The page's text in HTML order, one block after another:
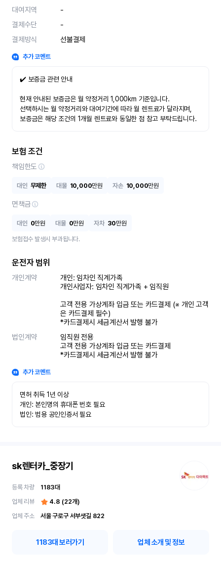
대여지역
-
결제수단
-
결제방식
선불결제
추가 코멘트
✔️ 보증금 관련 안내
현재 안내된 보증금은 월 약정거리 1,000km 기준입니다.
선택하시는 월 약정거리와 대여기간에 따라 월 렌트료가 달라지며,
보증금은 해당 조건의 1개월 렌트료와 동일한 점 참고 부탁드립니다.
보험 조건
책임한도
대인 무제한 대물 10,000만원 자손 10,000만원
면책금
대인 0만원 대물 0만원 자차 30만원
보험접수 발생시 부과됩니다.
운전자 범위
개인계약
개인: 임차인 직계가족
개인사업자: 임차인 직계가족 + 임직원
고객 전용 가상계좌 입금 또는 카드결제 (※ 개인 고객
은 카드결제 필수)
*카드결제시 세금계산서 발행 불가
법인계약
임직원 전용
고객 전용 가상계좌 입금 또는 카드결제
*카드결제시 세금계산서 발행 불가
추가 코멘트
면허 취득 1년 이상
개인: 본인명의 휴대폰 번호 필요
법인: 범용 공인인증서 필요
sk렌터카_중장기
등록 차량 1183대
업체 리뷰
4.8 (22개)
업체 주소
서울 구로구 서부샛길 822
1183대 보러가기 업체 소개 및 정보